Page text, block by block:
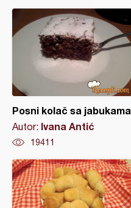
Posni kolač sa jabukama
Autor: Ivana Antić
19411